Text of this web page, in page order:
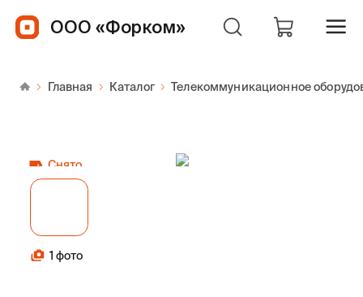
ООО «Форком»
Главная Каталог Телекоммуникационное
Снято
1 фото